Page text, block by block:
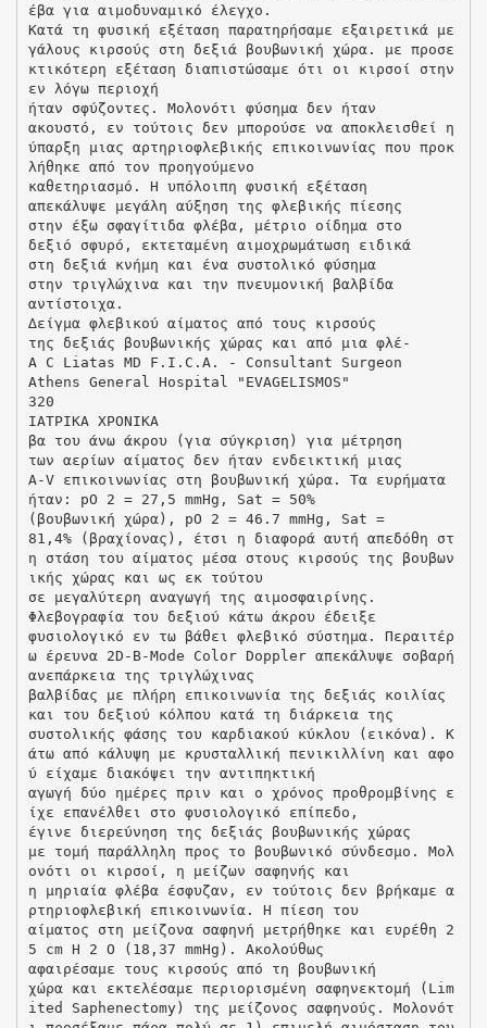
έβα για αιμοδυναμικό έλεγχο.
Κατά τη φυσική εξέταση παρατηρήσαμε εξαιρετικά με
γάλους κιρσούς στη δεξιά βουβωνική χώρα. με προσε
κτικότερη εξέταση διαπιστώσαμε ότι οι κιρσοί στην
εν λόγω περιοχή
ήταν σφύζοντες. Μολονότι φύσημα δεν ήταν
ακουστό, εν τούτοις δεν μπορούσε να αποκλεισθεί η
ύπαρξη μιας αρτηριοφλεβικής επικοινωνίας που προκ
λήθηκε από τον προηγούμενο
καθετηριασμό. Η υπόλοιπη φυσική εξέταση
απεκάλυψε μεγάλη αύξηση της φλεβικής πίεσης
στην έξω σφαγίτιδα φλέβα, μέτριο οίδημα στο
δεξιό σφυρό, εκτεταμένη αιμοχρωμάτωση ειδικά
στη δεξιά κνήμη και ένα συστολικό φύσημα
στην τριγλώχινα και την πνευμονική βαλβίδα
αντίστοιχα.
∆είγμα φλεβικού αίματος από τους κιρσούς
της δεξιάς βουβωνικής χώρας και από μια φλέ-
A C Liatas MD F.I.C.A. - Consultant Surgeon
Athens General Hospital "EVAGELISMOS"
320
ΙΑΤΡΙΚΑ ΧΡΟΝΙΚΑ
βα του άνω άκρου (για σύγκριση) για μέτρηση
των αερίων αίματος δεν ήταν ενδεικτική μιας
A-V επικοινωνίας στη βουβωνική χώρα. Τα ευρήματα
ήταν: pΟ 2 = 27,5 mmHg, Sat = 50%
(βουβωνική χώρα), pΟ 2 = 46.7 mmHg, Sat =
81,4% (βραχίονας), έτσι η διαφορά αυτή απεδόθη στ
η στάση του αίματος μέσα στους κιρσούς της βουβων
ικής χώρας και ως εκ τούτου
σε μεγαλύτερη αναγωγή της αιμοσφαιρίνης.
Φλεβογραφία του δεξιού κάτω άκρου έδειξε
φυσιολογικό εν τω βάθει φλεβικό σύστημα. Περαιτέρ
ω έρευνα 2D-B-Mode Color Doppler απεκάλυψε σοβαρή
ανεπάρκεια της τριγλώχινας
βαλβίδας με πλήρη επικοινωνία της δεξιάς κοιλίας
και του δεξιού κόλπου κατά τη διάρκεια της
συστολικής φάσης του καρδιακού κύκλου (εικόνα). Κ
άτω από κάλυψη με κρυσταλλική πενικιλλίνη και αφο
ύ είχαμε διακόψει την αντιπηκτική
αγωγή δύο ημέρες πριν και ο χρόνος προθρομβίνης ε
ίχε επανέλθει στο φυσιολογικό επίπεδο,
έγινε διερεύνηση της δεξιάς βουβωνικής χώρας
με τομή παράλληλη προς το βουβωνικό σύνδεσμο. Μολ
ονότι οι κιρσοί, η μείζων σαφηνής και
η μηριαία φλέβα έσφυζαν, εν τούτοις δεν βρήκαμε α
ρτηριοφλεβική επικοινωνία. Η πίεση του
αίματος στη μείζονα σαφηνή μετρήθηκε και ευρέθη 2
5 cm H 2 O (18,37 mmHg). Ακολούθως
αφαιρέσαμε τους κιρσούς από τη βουβωνική
χώρα και εκτελέσαμε περιορισμένη σαφηνεκτομή (Lim
ited Saphenectomy) της μείζονος σαφηνούς. Μολονότ